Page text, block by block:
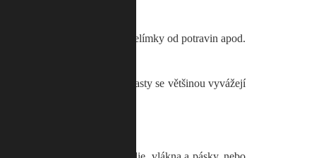
fólie, plastové výrobky, kelímky od potravin apod.
z PVC. Kontejnery na plasty se většinou vyvážejí
pěnový polystyren.